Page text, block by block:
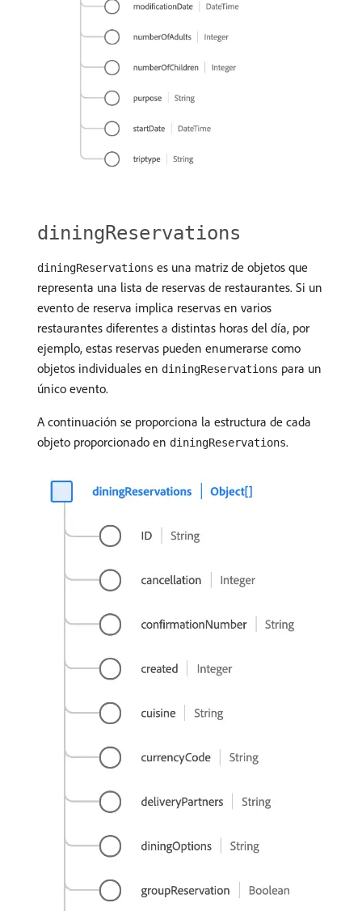
diningReservations
diningReservations es una matriz de objetos que
representa una lista de reservas de restaurantes. Si un
evento de reserva implica reservas en varios
restaurantes diferentes a distintas horas del día, por
ejemplo, estas reservas pueden enumerarse como
objetos individuales en diningReservations para un
único evento.
A continuación se proporciona la estructura de cada
objeto proporcionado en diningReservations.